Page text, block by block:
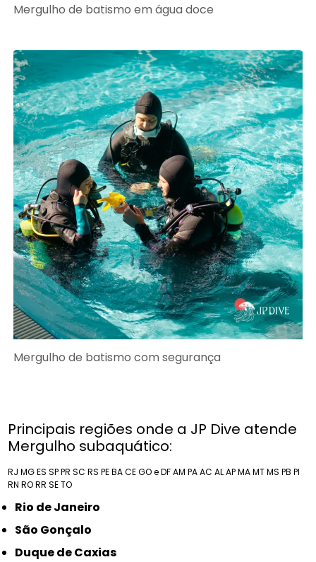
Mergulho de batismo em água doce
Mergulho de batismo com segurança
Principais regiões onde a JP Dive atende
Mergulho subaquático:
RJ MGES SPPR SC RS PEBACEGO e DFAM PAAC ALAPMAMTMS PB PI
RN RORR SETO
Rio de Janeiro
São Gonçalo
Duque de Caxias